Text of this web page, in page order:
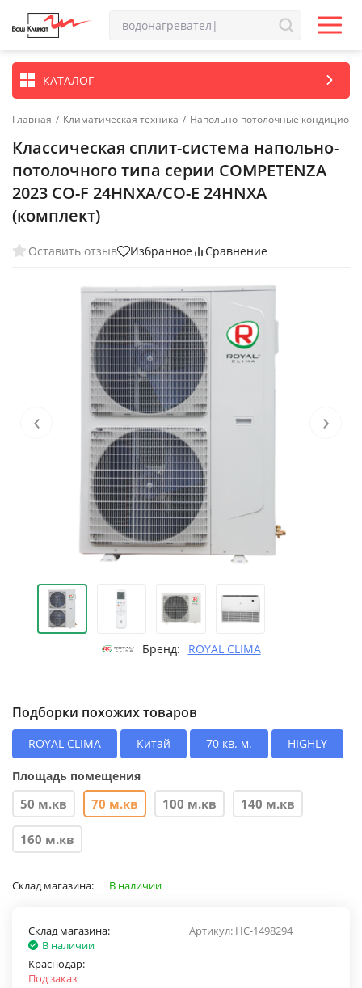
КАТАЛОГ
Главная / Климатическая техника / Напольно-потолочные
Классическая сплит-система напольно-
потолочного типа серии COMPETENZA
2023 CO-F 24HNXA/CO-E 24HNXA
(комплект)
Оставить отзыв Избранное Сравнение
‹ ›
Бренд: ROYAL CLIMA
Подборки похожих товаров
ROYAL CLIMA Китай 70 кв. м. HIGHLY
Площадь помещения
50 м.кв 70 м.кв 100 м.кв 140 м.кв
160 м.кв
Склад магазина: В наличии
Артикул: НС-1498294
Склад магазина:
В наличии
Краснодар:
Под заказ